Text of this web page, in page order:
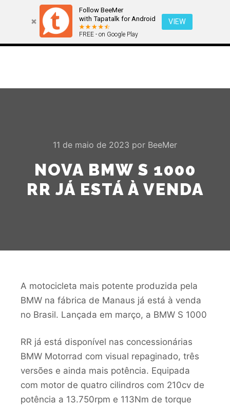
Follow BeeMer
with Tapatalk for Android
FREE - on Google Play
VIEW
11 de maio de 2023 por BeeMer
NOVA BMW S 1000
RR JÁ ESTÁ À VENDA
A motocicleta mais potente produzida pela
BMW na fábrica de Manaus já está à venda
no Brasil. Lançada em março, a BMW S 1000
RR já está disponível nas concessionárias
BMW Motorrad com visual repaginado, três
versões e ainda mais potência. Equipada
com motor de quatro cilindros com 210cv de
potência a 13.750rpm e 113Nm de torque